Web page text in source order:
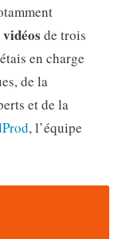
de trois
en charge
de la
et de la
, l’équipe